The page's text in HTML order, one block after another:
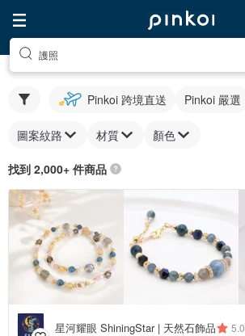
護照
Pinkoi 跨境直送 Pinkoi 嚴選
圖案紋路 材質 顏色
找到 2,000+ 件商品
星河耀眼 ShiningStar | 天然石飾品 5.0